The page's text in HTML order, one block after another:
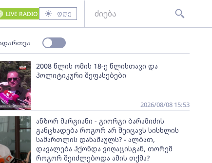
LIVE RADIO დღე
2008 წლის ომის 18-ე წლისთავი და
პოლიტიკური შეფასებები
2026/08/08 15:53
ანზორ მარგიანი - გიორგი ბარამიძის
განცხადება როგორ არ შეიცავს სისხლის
სამართლის დანაშაულს? - ალბათ,
დავალება ჰქონდა ვიღაცისგან, თორემ
როგორ შეიძლებოდა ამის თქმა?